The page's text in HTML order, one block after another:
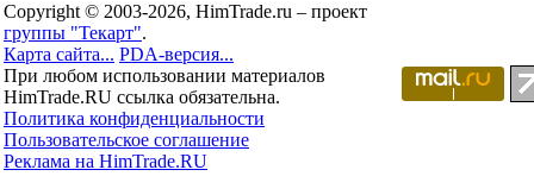
Copyright © 2003-2026, HimTrade.ru – проект
группы "Текарт".
Карта сайта... PDA-версия...
При любом использовании материалов
HimTrade.RU ссылка обязательна.
Политика конфиденциальности
Пользовательское соглашение
Реклама на HimTrade.RU